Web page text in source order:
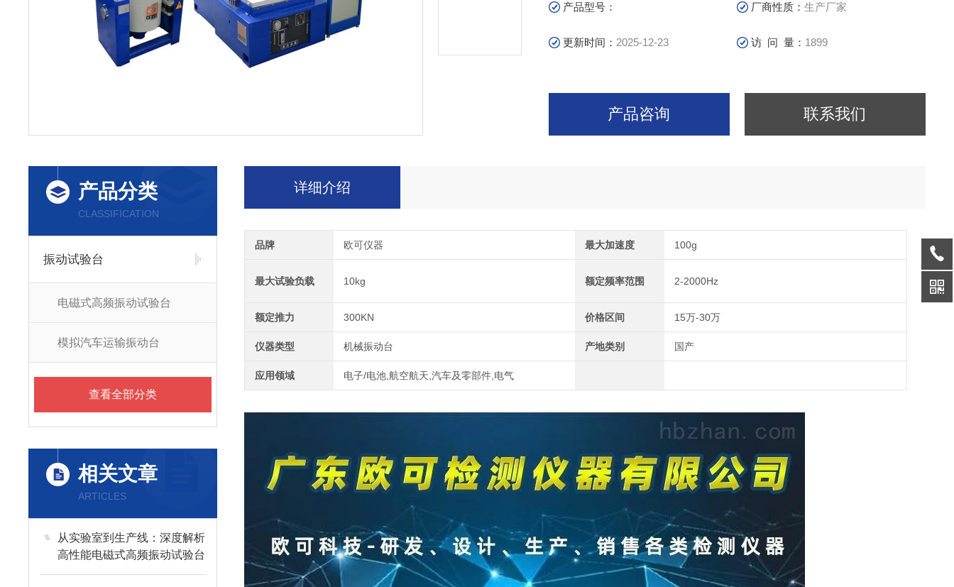
产品型号： 厂商性质：生产厂家
更新时间： 2025-12-23 访 问 量： 1899
产品咨询 联系我们
产品分类
CLASSIFICATION
振动试验台
电磁式高频振动试验台
模拟汽车运输振动台
查看全部分类
相关文章
ARTICLES
从实验室到生产线：深度解析
高性能电磁式高频振动试验台
的关键技术参数与选型指南
详细介绍
品牌 欧可仪器 最大加速度 100g
最大试验负载 10kg 额定频率范围 2-2000Hz
额定推力 300KN 价格区间 15万-30万
仪器类型 机械振动台 产地类别 国产
应用领域 电子/电池,航空航天,汽车及零部件,电气